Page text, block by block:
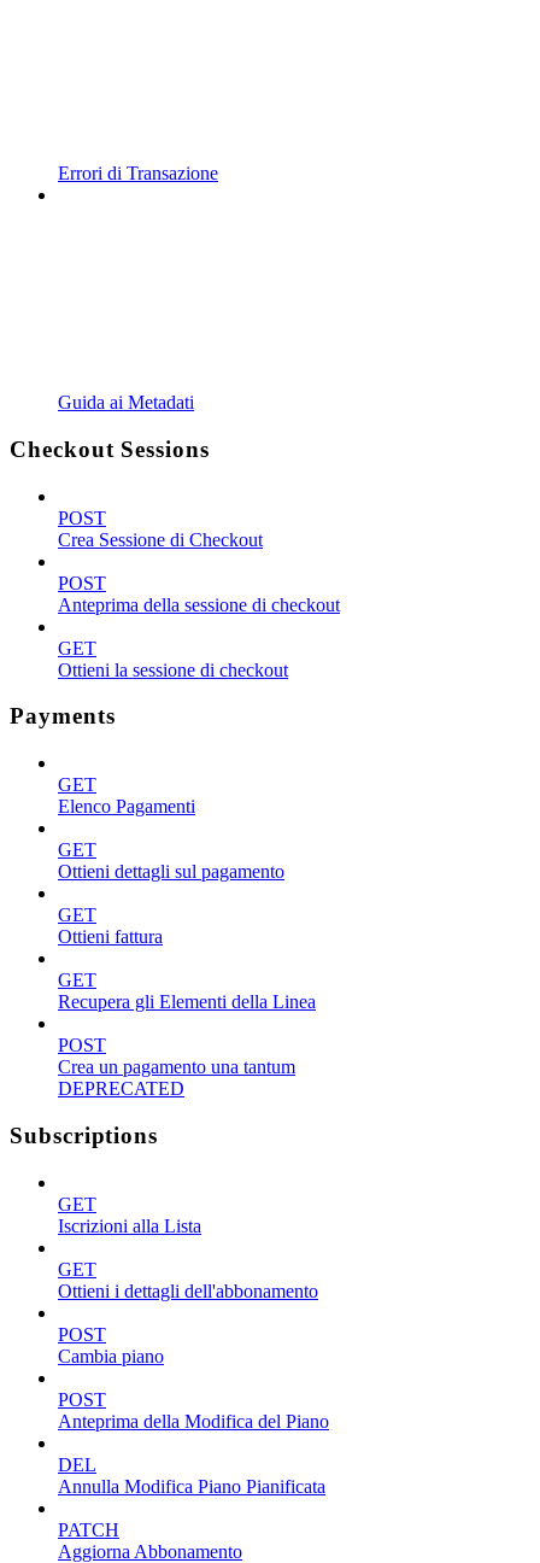
Errori di Transazione
Guida ai Metadati
Checkout Sessions
POST
Crea Sessione di Checkout
POST
Anteprima della sessione di checkout
GET
Ottieni la sessione di checkout
Payments
GET
Elenco Pagamenti
GET
Ottieni dettagli sul pagamento
GET
Ottieni fattura
GET
Recupera gli Elementi della Linea
POST
Crea un pagamento una tantum
DEPRECATED
Subscriptions
GET
Iscrizioni alla Lista
GET
Ottieni i dettagli dell'abbonamento
POST
Cambia piano
POST
Anteprima della Modifica del Piano
DEL
Annulla Modifica Piano Pianificata
PATCH
Aggiorna Abbonamento